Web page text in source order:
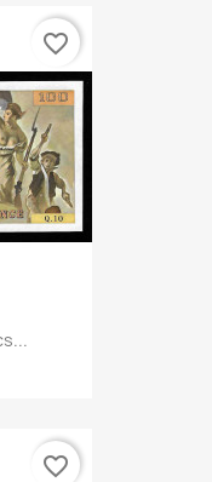
favorite_border
favorite_border